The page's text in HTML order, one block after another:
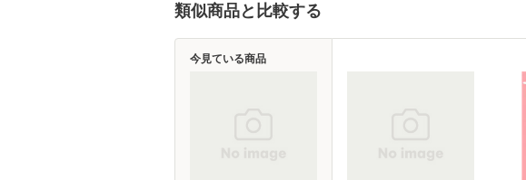
類似商品と比較する
今見ている商品